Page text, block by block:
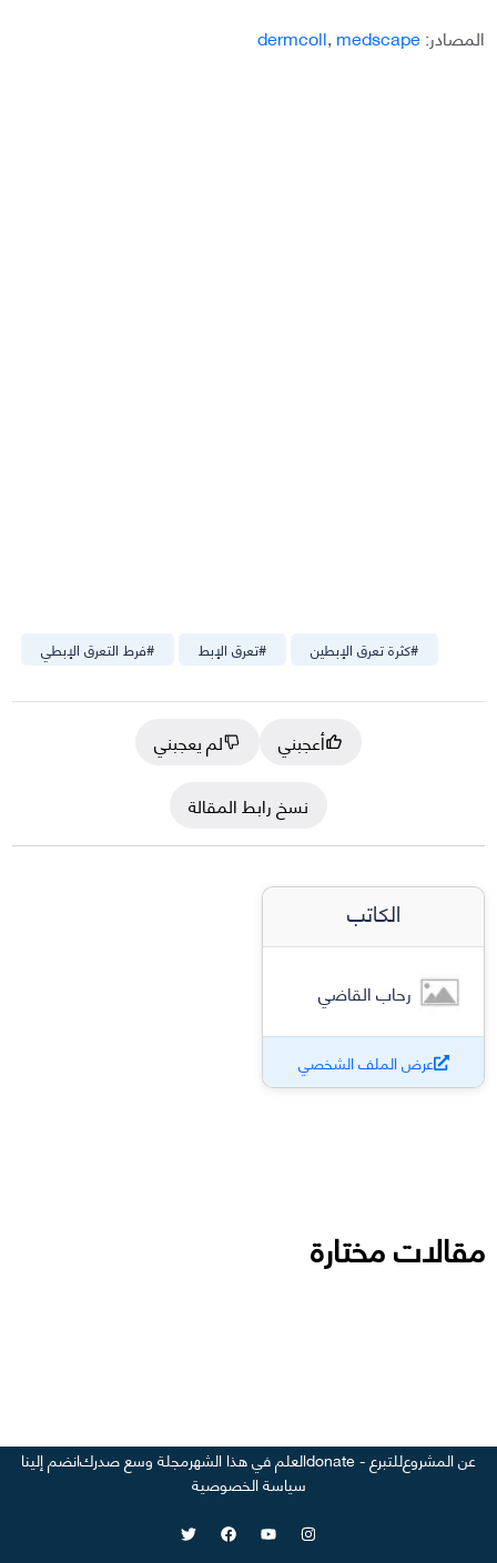
المصادر:
dermcoll, medscape
#فرط التعرق الإبطي #تعرق الإبط #كثرة تعرق الإبطين
أعجبني
لم يعجبني
نسخ رابط المقالة
الكاتب
رحاب القاضي
عرض الملف الشخصي
مقالات مختارة
عن المشروعللتبرع - donate العلم في هذا الشهرمجلة وسع صدركانضم إلينا
سياسة الخصوصية